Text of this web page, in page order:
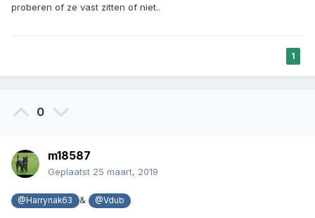
proberen of ze vast zitten of niet..
1
0
m18587
Geplaatst 25 maart, 2019
@Harrynak63 & @Vdub